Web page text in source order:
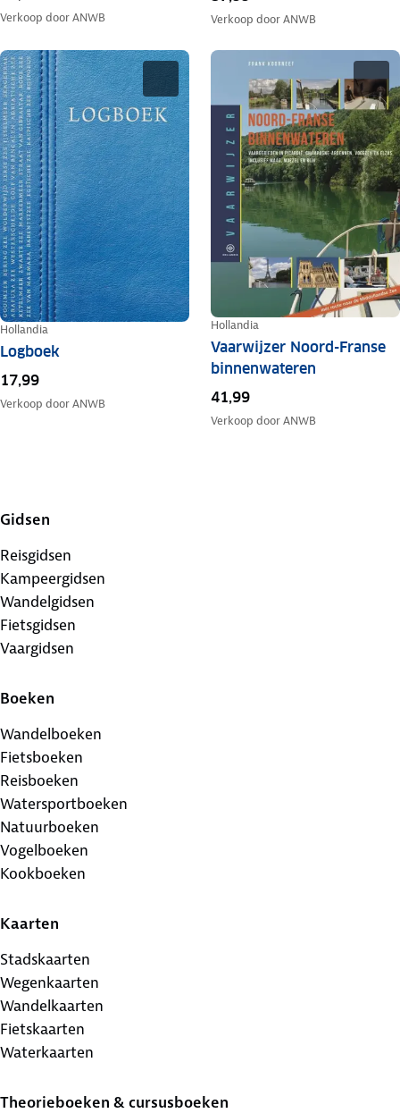
Verkoop doorANWB Verkoop doorANWB
Hollandia
Logboek
17,99
Verkoop doorANWB
Hollandia
Vaarwijzer Noord-Franse
binnenwateren
41,99
Verkoop doorANWB
Gidsen
Reisgidsen
Kampeergidsen
Wandelgidsen
Fietsgidsen
Vaargidsen
Boeken
Wandelboeken
Fietsboeken
Reisboeken
Watersportboeken
Natuurboeken
Vogelboeken
Kookboeken
Kaarten
Stadskaarten
Wegenkaarten
Wandelkaarten
Fietskaarten
Waterkaarten
Theorieboeken & cursusboeken